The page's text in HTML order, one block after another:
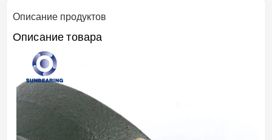
Описание продуктов
Описание товара